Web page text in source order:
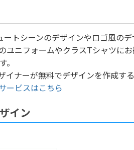
トシーンのデザインやロゴ風の
ニフォームやクラスTシャツに
ナーが無料でデザインを作成す
ービスはこちら
イン